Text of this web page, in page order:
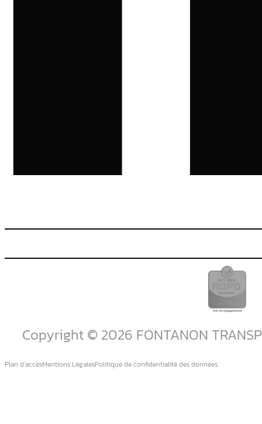
Copyright © 2026 FONTANON
Plan d’accèsMentions LégalesPolitique de confidentialité des données